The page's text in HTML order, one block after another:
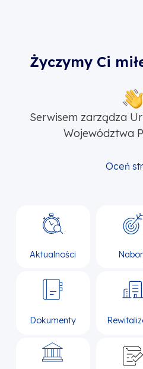
Życzymy Ci
Serwisem zarządza
Województwa
Oceń
Aktualności
Dokumenty